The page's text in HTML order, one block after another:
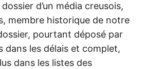
d’un média creusois,
membre historique de notre
pourtant déposé par
dans les délais et complet,
dans les listes des